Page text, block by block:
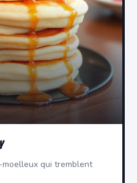
qui tremblent